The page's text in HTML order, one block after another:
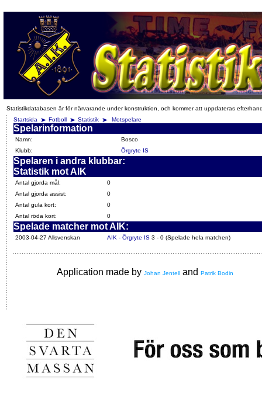
Statistikdatabasen är för närvarande under konstruktion, och kommer att uppdateras
Startsida
Fotboll Statistik Motspelare
Spelarinformation
Namn:
Bosco
Klubb:
Örgryte IS
Spelaren i andra klubbar:
Statistik mot AIK
Antal gjorda mål:
0
Antal gjorda assist:
0
Antal gula kort:
0
Antal röda kort:
0
Spelade matcher mot AIK:
2003-04-27 Allsvenskan AIK - Örgryte IS 3 - 0 (Spelade hela matchen)
Application made by Johan Jentell and Patrik Bodin